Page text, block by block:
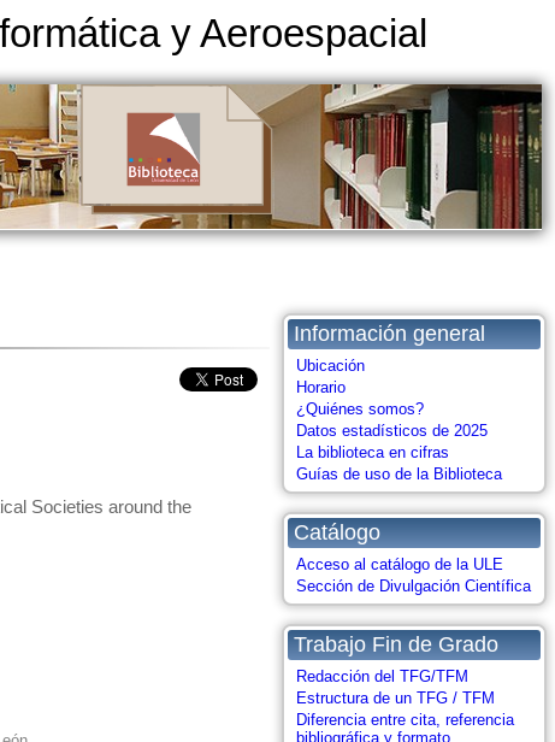
y Aeroespacial
Información general
Ubicación
Horario
¿Quiénes somos?
Datos estadísticos de 2025
La biblioteca en cifras
Guías de uso de la Biblioteca
Catálogo
Acceso al catálogo de la ULE
Sección de Divulgación Científica
Trabajo Fin de Grado
Redacción del TFG/TFM
Estructura de un TFG / TFM
Diferencia entre cita, referencia
bibliográfica y formato
Societies around the